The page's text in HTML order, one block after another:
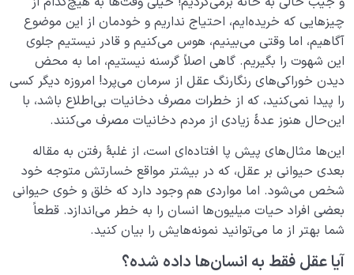
چیزهایی که خریده‌ایم، احتیاج نداریم و خودمان از این موضوع
آگاهیم، اما وقتی ‌می‌بینیم، هوس ‌می‌کنیم و قادر نیستیم جلوی
این شهوت را بگیریم. گاهی اصلاً گرسنه نیستیم، اما به محض
دیدن خوراکی‌های رنگارنگ عقل از سرمان ‌می‌پرد! امروزه دیگر کسی
را پیدا نمی‌کنید، که از خطرات مصرف دخانیات بی‌اطلاع باشد، با
این‌حال هنوز عدۀ زیادی از مردم دخانیات مصرف ‌می‌کنند.
این‌ها مثال‌های پیش پا افتاده‌ای است، از غلبۀ رفتن به مقاله
بعدی حیوانی بر عقل، که در بیشتر مواقع خسارتش متوجه خود
شخص ‌می‌شود. اما مواردی هم وجود دارد که خلق و خوی حیوانی
بعضی افراد حیات میلیون‌ها انسان را به خطر ‌می‌اندازد. قطعاً
شما بهتر از ما ‌می‌توانید نمونه‌هایش را بیان کنید.
آیا عقل فقط به انسان‌ها داده شده؟